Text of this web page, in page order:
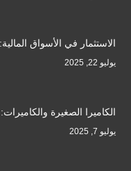
الاستثمار في الأسواق
يوليو 22, 2025
الكاميرا الصغيرة
يوليو 7, 2025